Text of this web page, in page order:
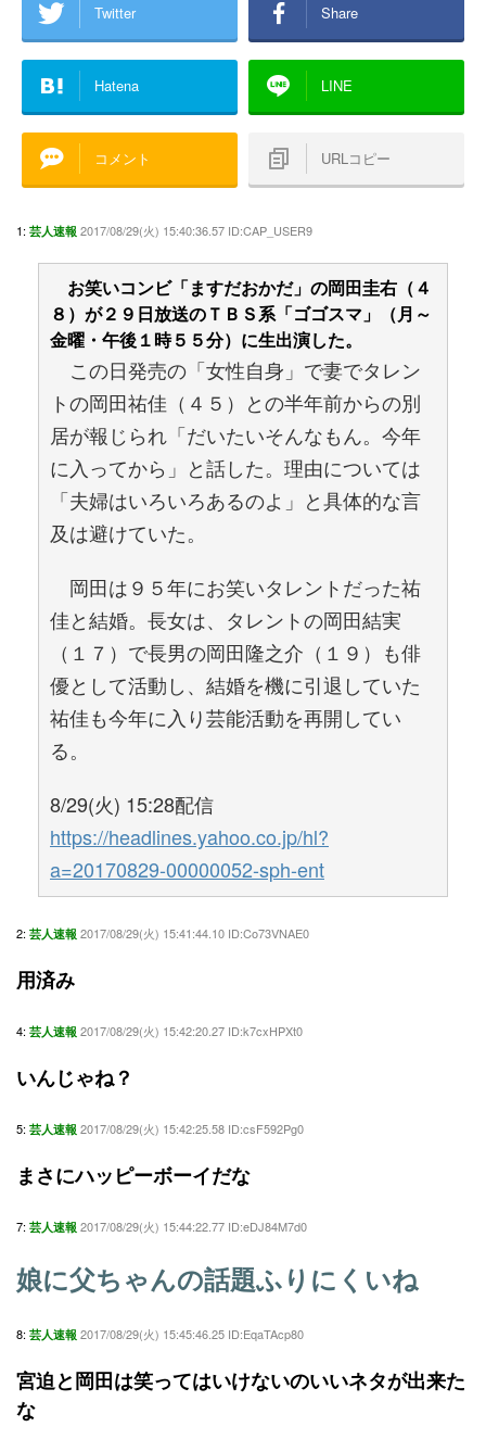
Twitter Share
Hatena LINE
コメント URLコピー
1: 芸人速報 2017/08/29(火) 15:40:36.57 ID:CAP_USER9
お笑いコンビ「ますだおかだ」の岡田圭右（４
８）が２９日放送のＴＢＳ系「ゴゴスマ」（月～
金曜・午後１時５５分）に生出演した。
この日発売の「女性自身」で妻でタレン
トの岡田祐佳（４５）との半年前からの別
居が報じられ「だいたいそんなもん。今年
に入ってから」と話した。理由については
「夫婦はいろいろあるのよ」と具体的な言
及は避けていた。
岡田は９５年にお笑いタレントだった祐
佳と結婚。長女は、タレントの岡田結実
（１７）で長男の岡田隆之介（１９）も俳
優として活動し、結婚を機に引退していた
祐佳も今年に入り芸能活動を再開してい
る。
8/29(火) 15:28配信
https://headlines.yahoo.co.jp/hl?
a=20170829-00000052-sph-ent
2: 芸人速報 2017/08/29(火) 15:41:44.10 ID:Co73VNAE0
用済み
4: 芸人速報 2017/08/29(火) 15:42:20.27 ID:k7cxHPXt0
いんじゃね？
5: 芸人速報 2017/08/29(火) 15:42:25.58 ID:csF592Pg0
まさにハッピーボーイだな
7: 芸人速報 2017/08/29(火) 15:44:22.77 ID:eDJ84M7d0
娘に父ちゃんの話題ふりにくいね
8: 芸人速報 2017/08/29(火) 15:45:46.25 ID:EqaTAcp80
宮迫と岡田は笑ってはいけないのいいネタが出来た
な